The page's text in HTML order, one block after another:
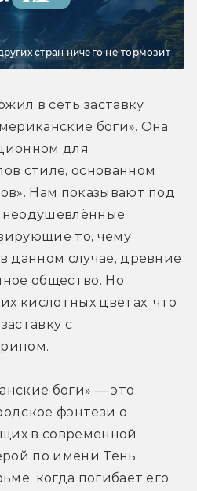
стран ничего не тормозит
в сеть заставку
боги». Она
для
стиле, основанном
Нам показывают под
то, чему
данном случае, древние
общество. Но
кислотных цветах, что
с
боги» — это
фэнтези о
в современной
по имени Тень
когда погибает его